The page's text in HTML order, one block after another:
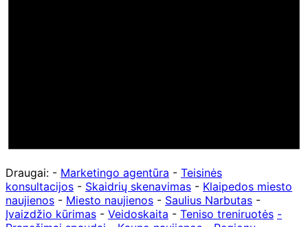
Draugai: - Marketingo agentūra - Teisinės
konsultacijos - Skaidrių skenavimas - Klaipedos miesto
naujienos - Miesto naujienos - Saulius Narbutas -
Įvaizdžio kūrimas - Veidoskaita - Teniso treniruotės -